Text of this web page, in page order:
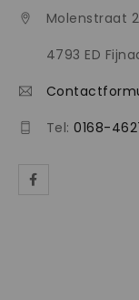
Molenstraat
4793 ED
Tel:0168-